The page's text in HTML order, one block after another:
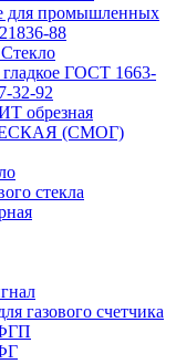
для промышленных
88
гладкое ГОСТ 1663-
32-92
обрезная
(СМОГ)
стекла
газового счетчика